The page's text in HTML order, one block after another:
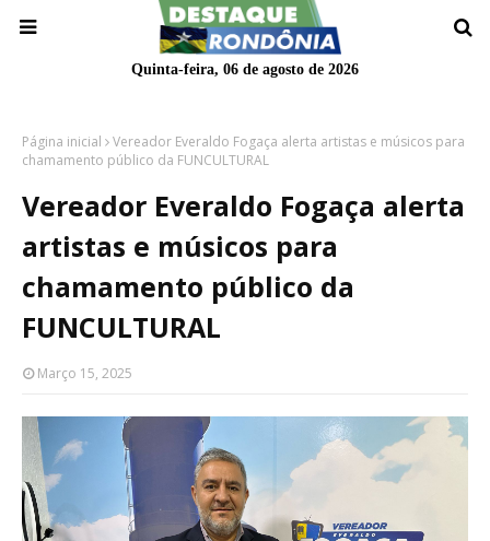
Quinta-feira, 06 de agosto de 2026
Página inicial
Vereador Everaldo Fogaça alerta artistas e músicos para
chamamento público da FUNCULTURAL
Vereador Everaldo Fogaça alerta
artistas e músicos para
chamamento público da
FUNCULTURAL
Março 15, 2025